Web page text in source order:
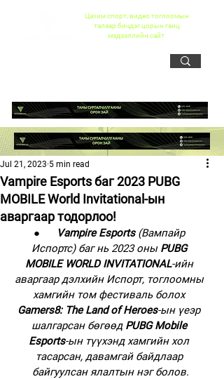
Цахим спорт, видео тоглоомын
талаар бичдэг цорын ганц
мэдээллийн сайт
Vampire Esports баг 2023 PUBG
MOBILE World Invitational-ын
аваргаар тодорлоо!
Jul 21, 2023 5 min read
● Vampire Esports (Вампайр
Испортс) баг нь 2023 оны PUBG
MOBILE WORLD INVITATIONAL-ийн
аваргаар дэлхийн Испорт, тоглоомны
хамгийн том фестиваль болох
Gamers8: The Land of Heroes-ын үеэр
шалгарсан бөгөөд PUBG Mobile
Esports-ын түүхэнд хамгийн хол
тасарсан, давамгай байдлаар
байгуулсан ялалтын нэг болов.